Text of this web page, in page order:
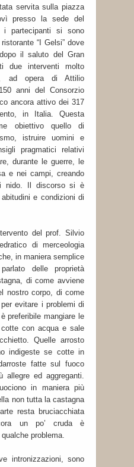
servita sulla piazza
presso la sede del
i partecipanti si sono
“I Gelsi” dove
il saluto del Gran
due interventi molto
ad opera di Attilio
anni del Consorzio
ancora attivo dei 317
in Italia. Questa
obiettivo quello di
istruire uomini e
pragmatici relativi
durante le guerre, le
e nei campi, creando
nido. Il discorso si è
e condizioni di
del prof. Silvio
di merceologia
in maniera semplice
delle proprietà
di come avviene
nostro corpo, di come
evitare i problemi di
preferibile mangiare le
con acqua e sale
Quelle arrosto
indigeste se cotte in
fatte sul fuoco
allegre ed aggreganti.
in maniera più
non tutta la castagna
resta bruciacchiata
un po’ cruda è
problema.
intronizzazioni, sono